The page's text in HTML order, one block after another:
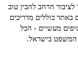
הרחב להבין טוב
באתר כוללים מדריכים
מעשיים - הכל
המשפט בישראל.